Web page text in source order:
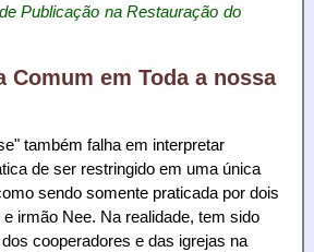
Publicação na Restauração do
Comum em Toda a nossa
também falha em interpretar
de ser restringido em uma única
sendo somente praticada por dois
irmão Nee. Na realidade, tem sido
cooperadores e das igrejas na